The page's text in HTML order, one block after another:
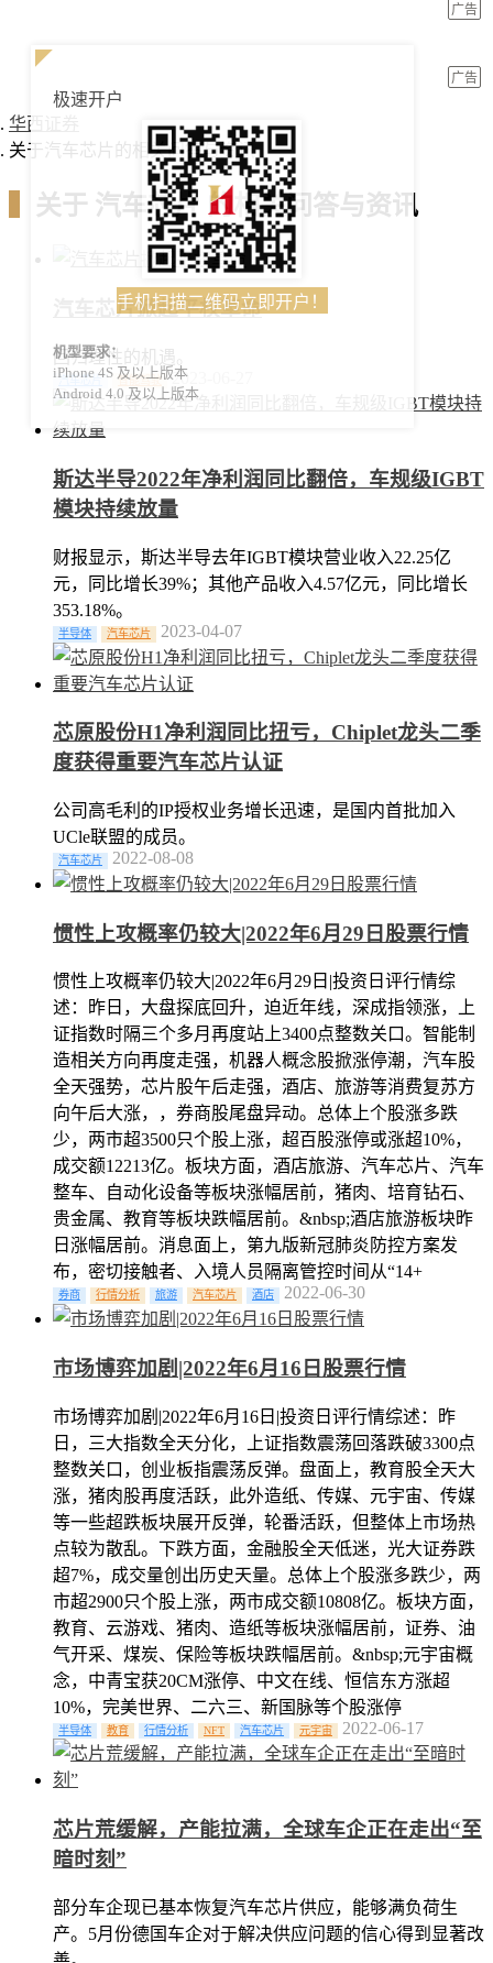
广告
广告
极速开户
手机扫描二维码立即开户！
机型要求：
iPhone 4S 及以上版本
Android 4.0 及以上版本
华西证券
关于汽车芯片的相关问答与资讯
关于 汽车芯片 的相关问答与资讯
汽车芯片掀起平权革命
回归理性的机遇。
汽车芯片 智能驾驶 2023-06-27
斯达半导2022年净利润同比翻倍，车规级IGBT
模块持续放量
财报显示，斯达半导去年IGBT模块营业收入22.25亿
元，同比增长39%；其他产品收入4.57亿元，同比增长
353.18%。
半导体 汽车芯片 2023-04-07
芯原股份H1净利润同比扭亏，Chiplet龙头二季
度获得重要汽车芯片认证
公司高毛利的IP授权业务增长迅速，是国内首批加入
UCle联盟的成员。
汽车芯片 2022-08-08
惯性上攻概率仍较大|2022年6月29日股票行情
惯性上攻概率仍较大|2022年6月29日|投资日评行情综
述：昨日，大盘探底回升，迫近年线，深成指领涨，上
证指数时隔三个多月再度站上3400点整数关口。智能制
造相关方向再度走强，机器人概念股掀涨停潮，汽车股
全天强势，芯片股午后走强，酒店、旅游等消费复苏方
向午后大涨，，券商股尾盘异动。总体上个股涨多跌
少，两市超3500只个股上涨，超百股涨停或涨超10%，
成交额12213亿。板块方面，酒店旅游、汽车芯片、汽车
整车、自动化设备等板块涨幅居前，猪肉、培育钻石、
贵金属、教育等板块跌幅居前。&nbsp;酒店旅游板块昨
日涨幅居前。消息面上，第九版新冠肺炎防控方案发
布，密切接触者、入境人员隔离管控时间从“14+
券商 行情分析 旅游 汽车芯片 酒店 2022-06-30
市场博弈加剧|2022年6月16日股票行情
市场博弈加剧|2022年6月16日|投资日评行情综述：昨
日，三大指数全天分化，上证指数震荡回落跌破3300点
整数关口，创业板指震荡反弹。盘面上，教育股全天大
涨，猪肉股再度活跃，此外造纸、传媒、元宇宙、传媒
等一些超跌板块展开反弹，轮番活跃，但整体上市场热
点较为散乱。下跌方面，金融股全天低迷，光大证券跌
超7%，成交量创出历史天量。总体上个股涨多跌少，两
市超2900只个股上涨，两市成交额10808亿。板块方面，
教育、云游戏、猪肉、造纸等板块涨幅居前，证券、油
气开采、煤炭、保险等板块跌幅居前。&nbsp;元宇宙概
念，中青宝获20CM涨停、中文在线、恒信东方涨超
10%，完美世界、二六三、新国脉等个股涨停
半导体 教育 行情分析 NFT 汽车芯片 元宇宙 2022-06-17
芯片荒缓解，产能拉满，全球车企正在走出“至
暗时刻”
部分车企现已基本恢复汽车芯片供应，能够满负荷生
产。5月份德国车企对于解决供应问题的信心得到显著改